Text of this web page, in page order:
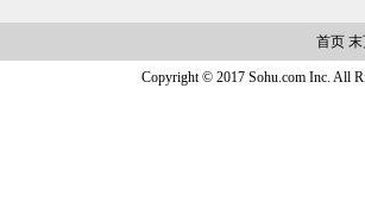
首页
Copyright © 2017 Sohu.com Inc. All